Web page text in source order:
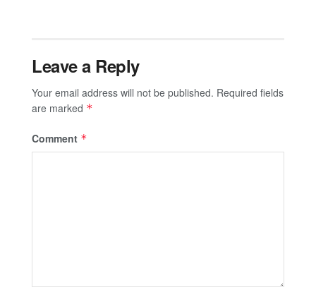
Leave a Reply
Your email address will not be published. Required fields
are marked *
Comment *